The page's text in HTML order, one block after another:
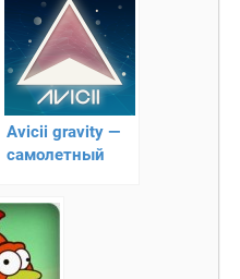
Аvicii gravity —
cамолетный